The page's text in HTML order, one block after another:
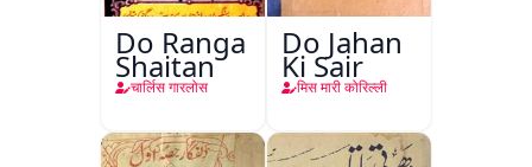
Do Ranga
Shaitan
चार्लिस गारलोस
Do Jahan
Ki Sair
मिस मारी कोरिल्ली